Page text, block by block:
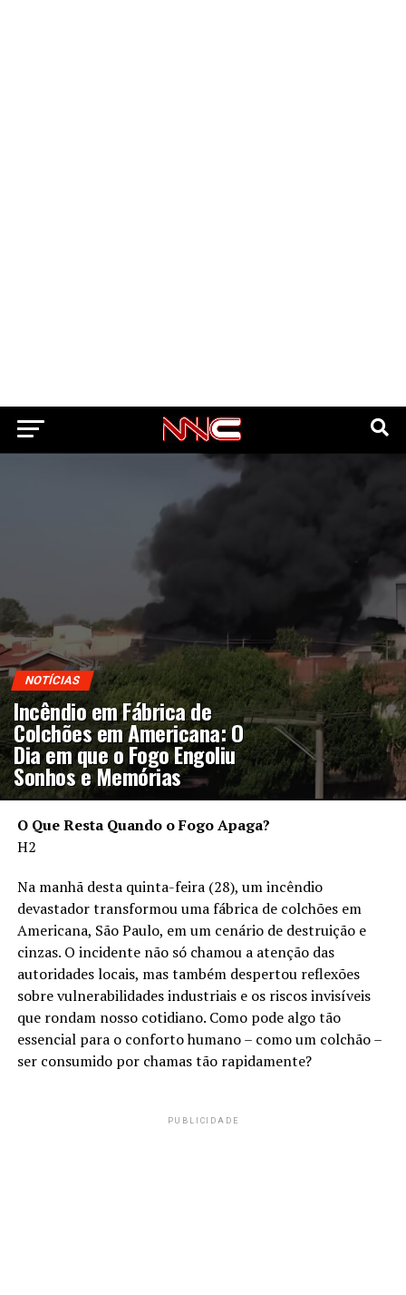
NOTÍCIAS
Incêndio em Fábrica de
Colchões em Americana: O
Dia em que o Fogo Engoliu
Sonhos e Memórias
O Que Resta Quando o Fogo Apaga?
H2
Na manhã desta quinta-feira (28), um incêndio
devastador transformou uma fábrica de colchões em
Americana, São Paulo, em um cenário de destruição e
cinzas. O incidente não só chamou a atenção das
autoridades locais, mas também despertou reflexões
sobre vulnerabilidades industriais e os riscos invisíveis
que rondam nosso cotidiano. Como pode algo tão
essencial para o conforto humano – como um colchão –
ser consumido por chamas tão rapidamente?
PUBLICIDADE